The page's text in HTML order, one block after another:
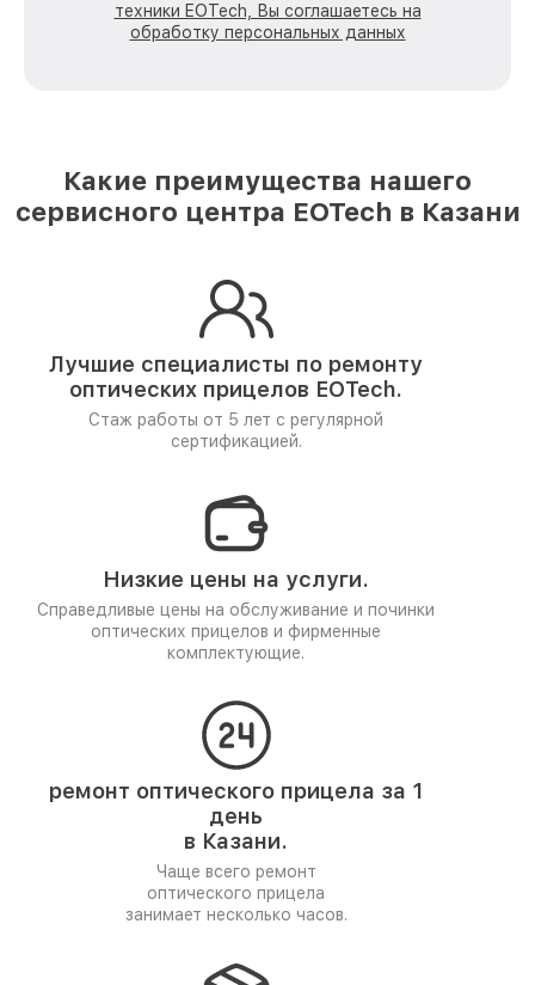
техники EOTech, Вы соглашаетесь на
обработку персональных данных
Какие преимущества нашего
сервисного центра EOTech в Казани
Лучшие специалисты по ремонту
оптических прицелов EOTech.
Стаж работы от 5 лет с регулярной
сертификацией.
Низкие цены на услуги.
Справедливые цены на обслуживание и починки
оптических прицелов и фирменные
комплектующие.
ремонт оптического прицела за 1
день
в Казани.
Чаще всего ремонт
оптического прицела
занимает несколько часов.